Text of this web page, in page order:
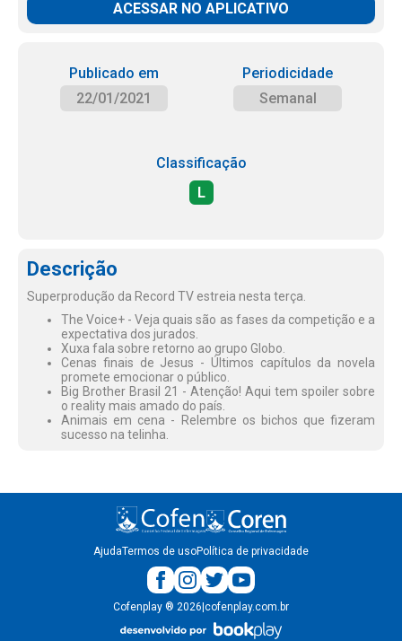
ACESSAR NO APLICATIVO
Publicado em
22/01/2021
Periodicidade
Semanal
Classificação
L
Descrição
Superprodução da Record TV estreia nesta terça.
The Voice+ - Veja quais são as fases da competição e a
expectativa dos jurados.
Xuxa fala sobre retorno ao grupo Globo.
Cenas finais de Jesus - Últimos capítulos da novela
promete emocionar o público.
Big Brother Brasil 21 - Atenção! Aqui tem spoiler sobre
o reality mais amado do país.
Animais em cena - Relembre os bichos que fizeram
sucesso na telinha.
AjudaTermos de usoPolítica de privacidade
Cofenplay ® 2026 cofenplay.com.br